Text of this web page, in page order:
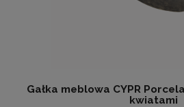
Gałka meblowa CYPR
kwiatami